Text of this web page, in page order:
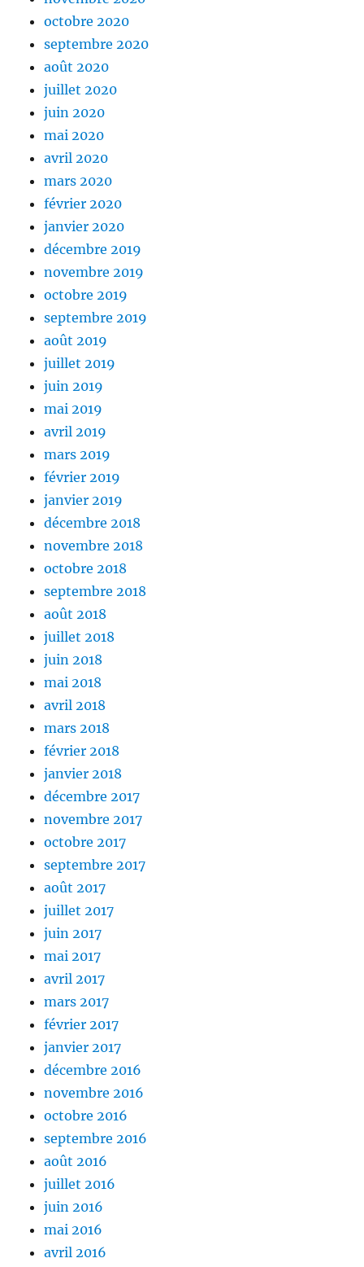
octobre 2020
septembre 2020
août 2020
juillet 2020
juin 2020
mai 2020
avril 2020
mars 2020
février 2020
janvier 2020
décembre 2019
novembre 2019
octobre 2019
septembre 2019
août 2019
juillet 2019
juin 2019
mai 2019
avril 2019
mars 2019
février 2019
janvier 2019
décembre 2018
novembre 2018
octobre 2018
septembre 2018
août 2018
juillet 2018
juin 2018
mai 2018
avril 2018
mars 2018
février 2018
janvier 2018
décembre 2017
novembre 2017
octobre 2017
septembre 2017
août 2017
juillet 2017
juin 2017
mai 2017
avril 2017
mars 2017
février 2017
janvier 2017
décembre 2016
novembre 2016
octobre 2016
septembre 2016
août 2016
juillet 2016
juin 2016
mai 2016
avril 2016